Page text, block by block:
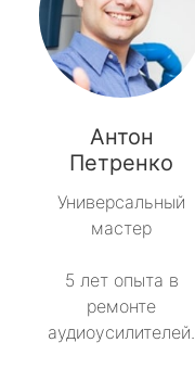
Антон
Петренко
Универсальный
мастер
5 лет опыта в
ремонте
аудиоусилителей.